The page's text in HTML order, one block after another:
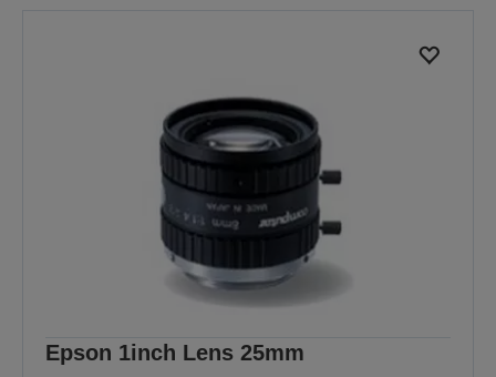
Epson 1inch Lens 25mm